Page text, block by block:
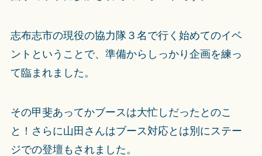
志布志市の現役の協力隊３名で行く始めてのイベ
ントということで、準備からしっかり企画を練っ
て臨まれました。
その甲斐あってかブースは大忙しだったとのこ
と！さらに山田さんはブース対応とは別にステー
ジでの登壇もされました。